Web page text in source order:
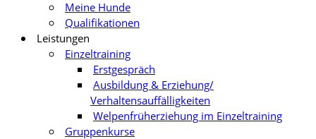
Meine Hunde
Qualifikationen
Leistungen
Einzeltraining
Erstgespräch
Ausbildung & Erziehung/
Verhaltensauffälligkeiten
Welpenfrüherziehung im Einzeltraining
Gruppenkurse